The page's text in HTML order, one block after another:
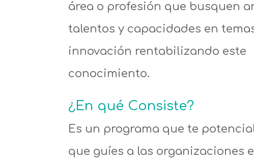
área o profesión que busquen
talentos y capacidades en
innovación rentabilizando este
conocimiento.
¿En qué Consiste?
Es un programa que te
que guíes a las organizaciones